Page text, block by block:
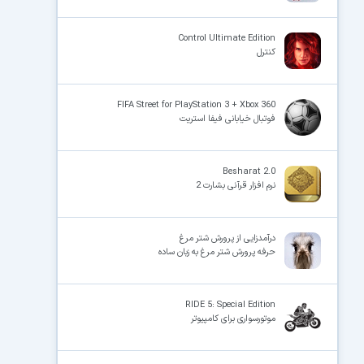
Control Ultimate Edition
کنترل
FIFA Street for PlayStation 3 + Xbox 360
فوتبال خیابانی فیفا استریت
Besharat 2.0
نرم افزار قرآنی بشارت 2
درآمدزایی از پرورش شتر مرغ
حرفه پرورش شتر مرغ به زبان ساده
RIDE 5: Special Edition
موتورسواری برای کامپیوتر